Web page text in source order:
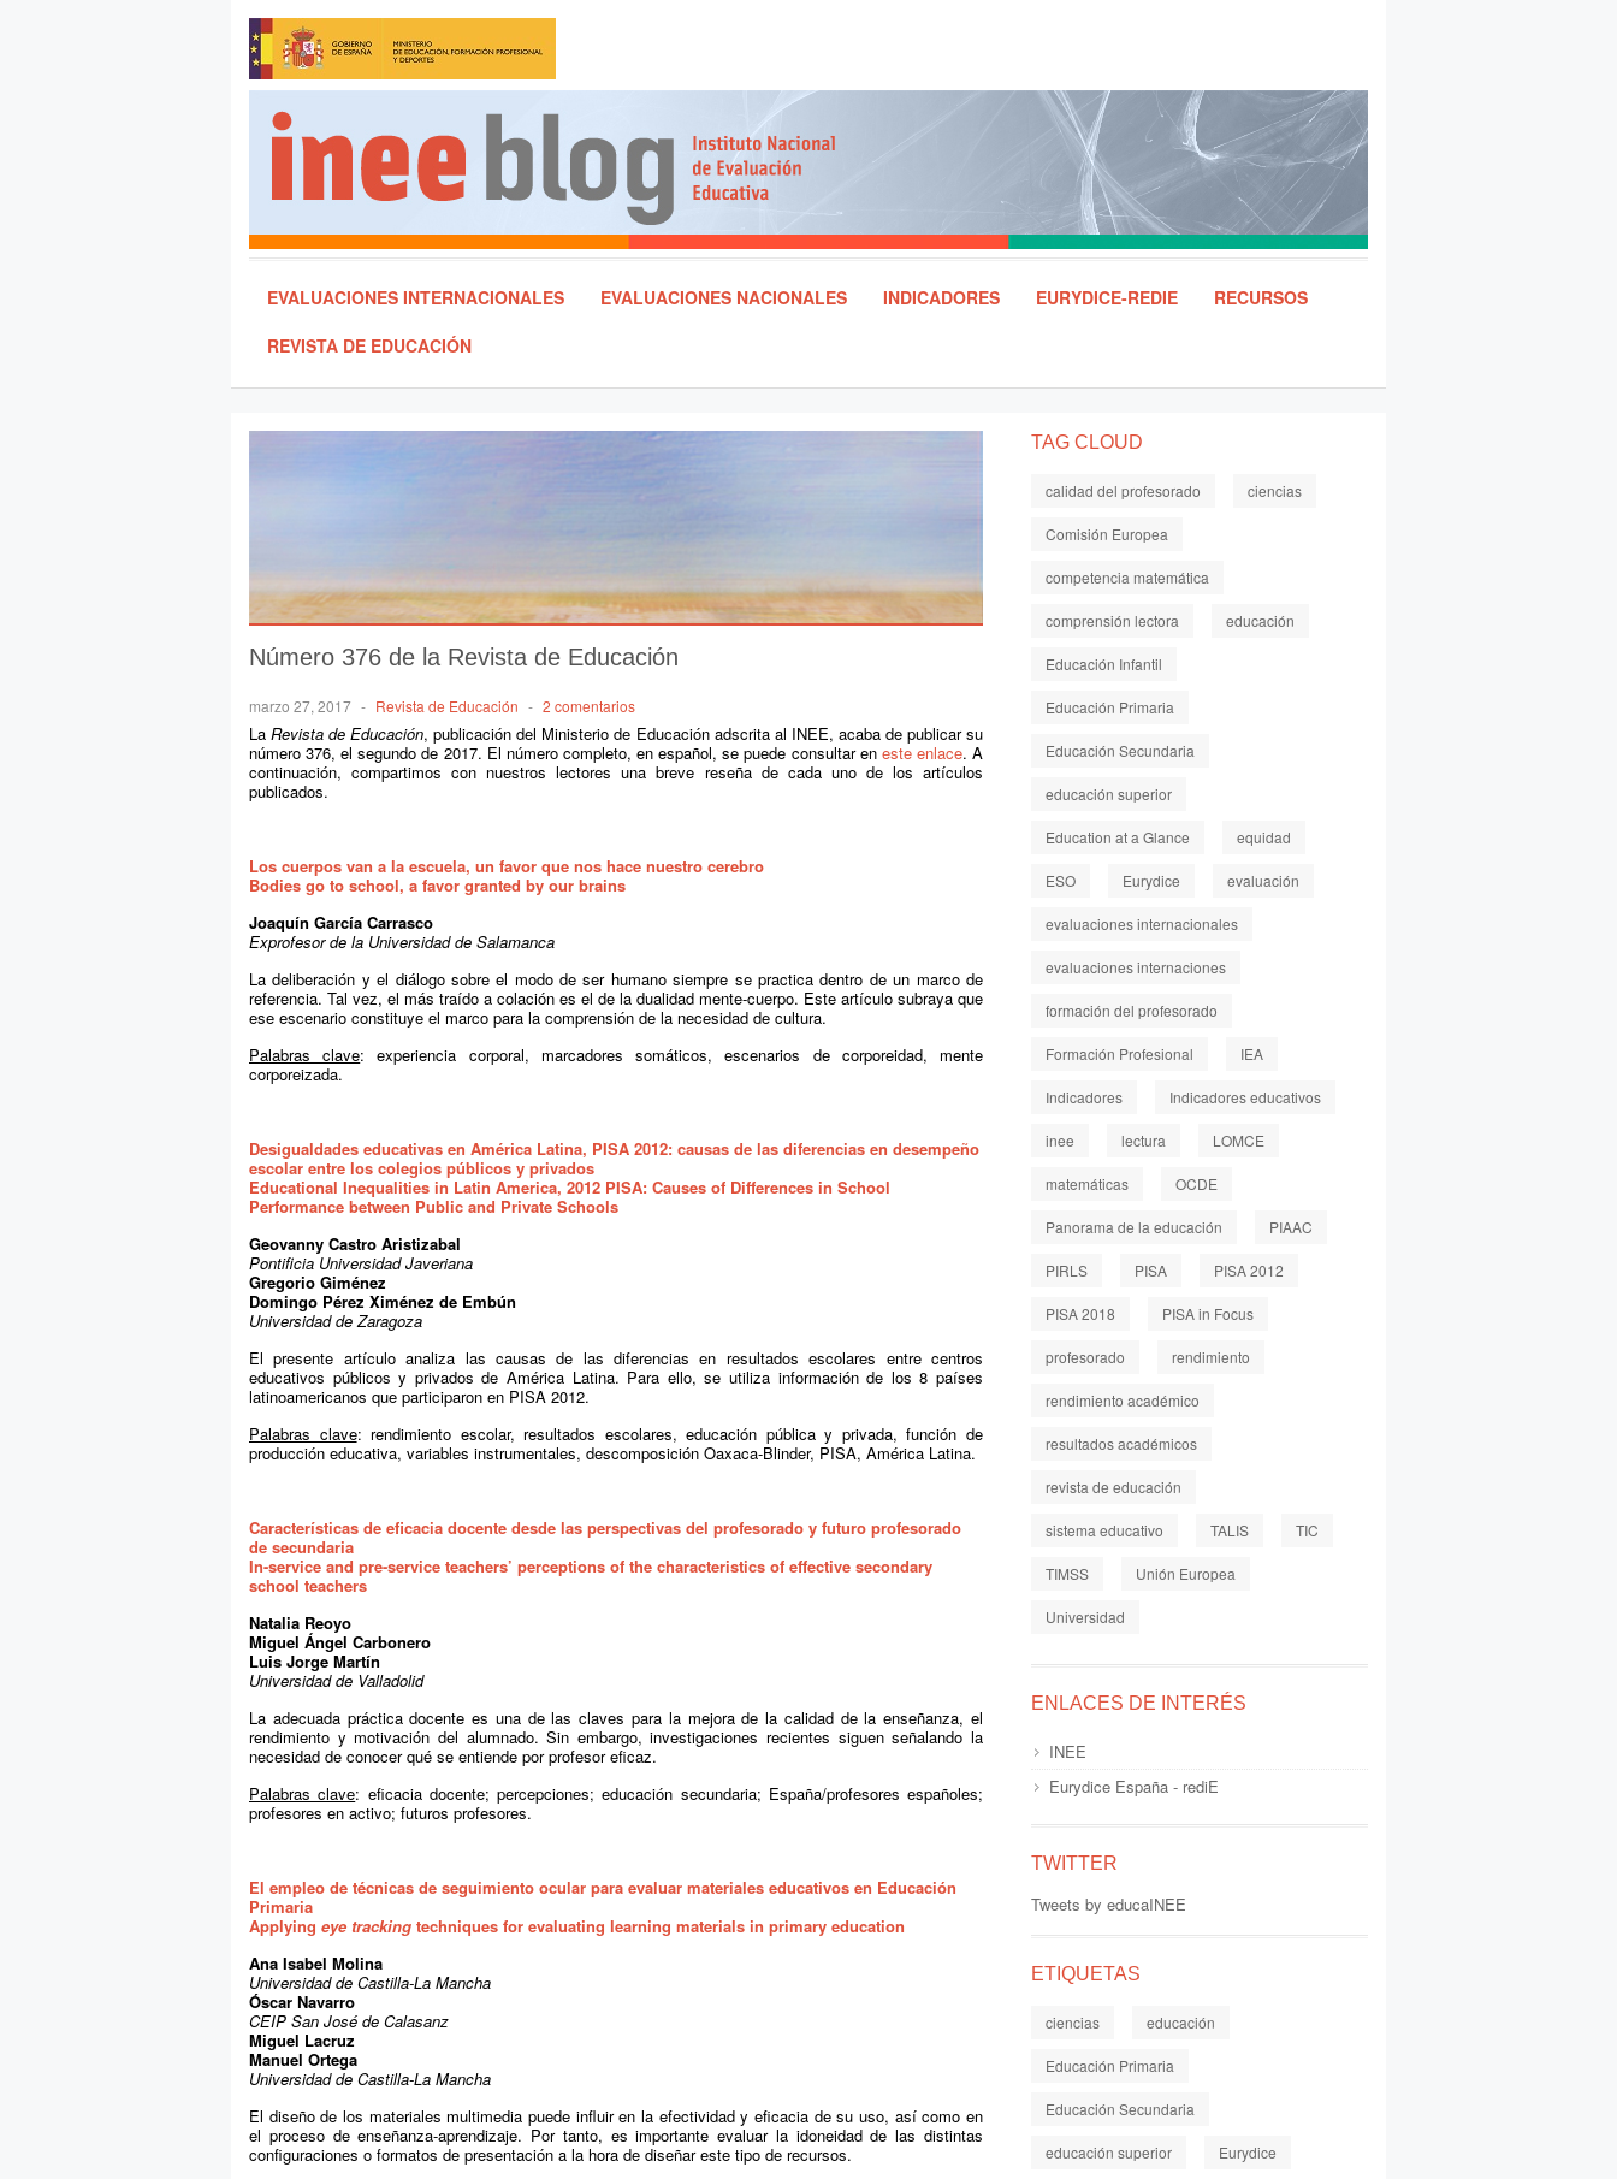
EVALUACIONES INTERNACIONALES EVALUACIONES NACIONALES INDICADORES EURYDICE-REDIE
RECURSOS
REVISTA DE EDUCACIÓN
Número 376 de la Revista de Educación
marzo 27, 2017 - Revista de Educación - 2 comentarios
LaRevista de Educación, publicación del Ministerio de Educación adscrita al INEE, acaba de publicar su
número 376, el segundo de 2017. El número completo, en español, se puede consultar en este enlace. A
continuación, compartimos con nuestros lectores una breve reseña de cada uno de los artículos
publicados.
Los cuerpos van a la escuela, un favor que nos hace nuestro cerebro
Bodies go to school, a favor granted by our brains
Joaquín García Carrasco
Exprofesor de la Universidad de Salamanca
La deliberación y el diálogo sobre el modo de ser humano siempre se practica dentro de un marco de
referencia. Tal vez, el más traído a colación es el de la dualidad mente-cuerpo. Este artículo subraya que
ese escenario constituye el marco para la comprensión de la necesidad de cultura.
Palabras clave: experiencia corporal, marcadores somáticos, escenarios de corporeidad, mente
corporeizada.
Desigualdades educativas en América Latina, PISA 2012: causas de las diferencias en desempeño
escolar entre los colegios públicos y privados
Educational Inequalities in Latin America, 2012 PISA: Causes of Differences in School
Performance between Public and Private Schools
Geovanny Castro Aristizabal
Pontificia Universidad Javeriana
Gregorio Giménez
Domingo Pérez Ximénez de Embún
Universidad de Zaragoza
El presente artículo analiza las causas de las diferencias en resultados escolares entre centros
educativos públicos y privados de América Latina. Para ello, se utiliza información de los 8 países
latinoamericanos que participaron en PISA 2012.
Palabras clave: rendimiento escolar, resultados escolares, educación pública y privada, función de
producción educativa, variables instrumentales, descomposición Oaxaca-Blinder, PISA, América Latina.
Características de eficacia docente desde las perspectivas del profesorado y futuro profesorado
de secundaria
In-service and pre-service teachers’ perceptions of the characteristics of effective secondary
school teachers
Natalia Reoyo
Miguel Ángel Carbonero
Luis Jorge Martín
Universidad de Valladolid
La adecuada práctica docente es una de las claves para la mejora de la calidad de la enseñanza, el
rendimiento y motivación del alumnado. Sin embargo, investigaciones recientes siguen señalando la
necesidad de conocer qué se entiende por profesor eficaz.
Palabras clave: eficacia docente; percepciones; educación secundaria; España/profesores españoles;
profesores en activo; futuros profesores.
El empleo de técnicas de seguimiento ocular para evaluar materiales educativos en Educación
Primaria
Applying eye tracking techniques for evaluating learning materials in primary education
Ana Isabel Molina
Universidad de Castilla-La Mancha
Óscar Navarro
CEIP San José de Calasanz
Miguel Lacruz
Manuel Ortega
Universidad de Castilla-La Mancha
El diseño de los materiales multimedia puede influir en la efectividad y eficacia de su uso, así como en
el proceso de enseñanza-aprendizaje. Por tanto, es importante evaluar la idoneidad de las distintas
configuraciones o formatos de presentación a la hora de diseñar este tipo de recursos.
TAG CLOUD
calidad del profesorado ciencias
Comisión Europea
competencia matemática
comprensión lectora educación
Educación Infantil
Educación Primaria
Educación Secundaria
educación superior
Education at a Glance equidad
ESO Eurydice evaluación
evaluaciones internacionales
evaluaciones internaciones
formación del profesorado
Formación Profesional IEA
Indicadores Indicadores educativos
inee lectura LOMCE
matemáticas OCDE
Panorama de la educación PIAAC
PIRLS PISA PISA 2012
PISA 2018 PISA in Focus
profesorado rendimiento
rendimiento académico
resultados académicos
revista de educación
sistema educativo TALIS TIC
TIMSS Unión Europea
Universidad
ENLACES DE INTERÉS
INEE
Eurydice España - rediE
TWITTER
Tweets by educaINEE
ETIQUETAS
ciencias educación
Educación Primaria
Educación Secundaria
educación superior Eurydice